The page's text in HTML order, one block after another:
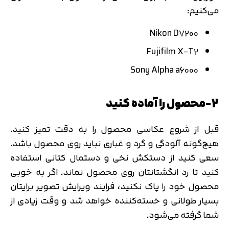
می‌کنیم:
Nikon D7200
Fujifilm X-T2
Sony Alpha a6000
2-محصول را آماده کنید
قبل از شروع عکاسی محصول را به دقت تمیز کنید.
هیچ‌گونه آلودگی و گرد و غباری نباید روی محصول باشد.
سعی کنید از دستکش نخی و دستمال کتانی استفاده
کنید تا رد انگشتانتان روی محصول نماند. اگر به خوبی
محصول خود را پاک نکنید، فرایند ویرایش تصویر برایتان
بسیار طولانی و خسته‌کننده خواهد شد و وقت زیادی از
شما گرفته می‌شود.